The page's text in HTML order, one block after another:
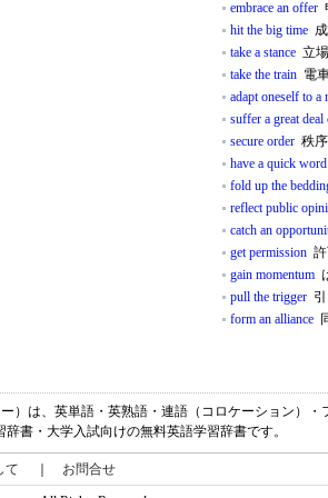
embrace an offer
hit the big time
take a stance 立
take the train 電
adapt oneself to a
suffer a great deal
secure order 秩
have a quick word
fold up the
reflect public
catch an
get permission
gain momentum
pull the trigger
form an alliance
）は、英単語・英熟語・連語（コロケーション）・
書・大学入試向けの無料英語学習辞書です。
て お問合せ